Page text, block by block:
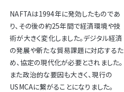
NAFTAは1994年に発効したものであ
り、その後の約25年間で経済環境や技
術が大きく変化しました。デジタル経済
の発展や新たな貿易課題に対応するた
め、協定の現代化が必要とされました。
また政治的な要因も大きく、現行の
USMCAに繋がることになりました。